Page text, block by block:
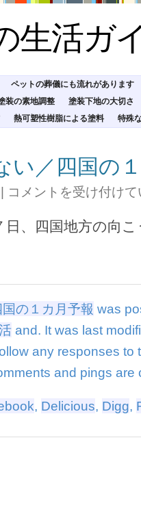
生活ガ
ペットの葬儀にも流れがあります
装の素地調整
塗装下地の大切さ
熱可塑性樹脂による塗料 特殊
い／四国の
| 晴
日
い
四
国
の
１
月
報
コメントを受け付け
日、四国地方の向
の１カ月予報 was
and. It was last
any responses to
and pings are
, Delicious, Digg,